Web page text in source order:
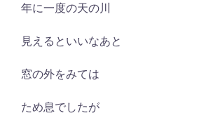
年に一度の天の川
見えるといいなあと
窓の外をみては
ため息でしたが